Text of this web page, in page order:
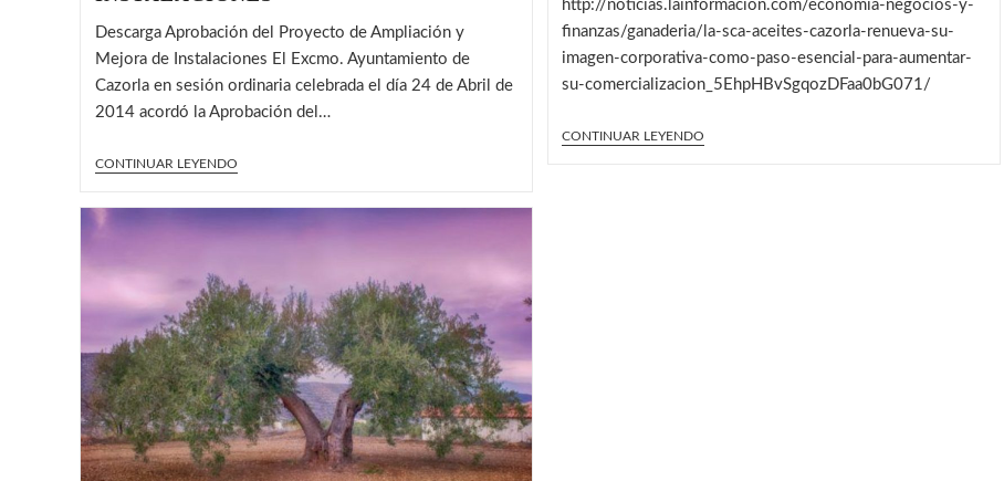
Descarga Aprobación del Proyecto de Ampliación y
Mejora de Instalaciones El Excmo. Ayuntamiento de
Cazorla en sesión ordinaria celebrada el día 24 de Abril de
2014 acordó la Aprobación del…
CONTINUAR LEYENDOAPROBACIÓN
ACTUACIÓN
DE
INSTALACIONES
http://noticias.lainformacion.com/economia-negocios-y-
finanzas/ganaderia/la-sca-aceites-cazorla-renueva-su-
imagen-corporativa-como-paso-esencial-para-aumentar-
su-comercializacion_5EhpHBvSgqozDFaa0bG071/
CONTINUAR LEYENDO